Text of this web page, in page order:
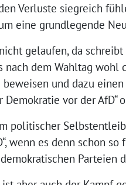
Verluste siegreich
eine grundlegende
gelaufen, da
nach dem Wahltag wohl
und dazu
Demokratie vor der AfD“
politischer
wenn es denn schon
Parteien